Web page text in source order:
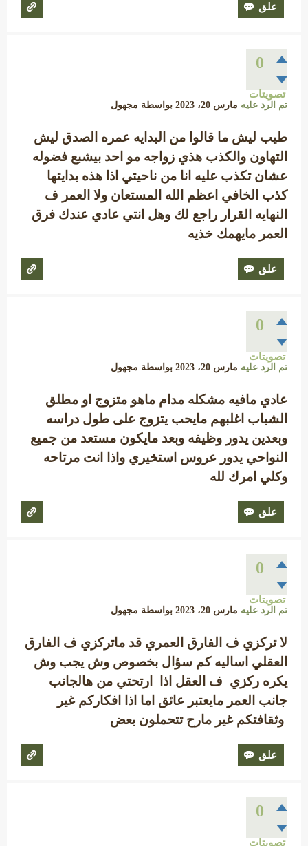
0
تصويتات
تم الرد عليه مارس 20، 2023 بواسطة مجهول
طيب ليش ما قالوا من البدايه عمره الصدق ليش
التهاون والكذب هذي زواجه مو احد بيشبع فضوله
عشان تكذب عليه انا من ناحيتي اذا هذه بدايتها
كذب الخافي اعظم الله المستعان ولا العمر ف
النهايه القرار راجع لك وهل انتي عادي عندك فرق
العمر مايهمك خذيه
0
تصويتات
تم الرد عليه مارس 20، 2023 بواسطة مجهول
عادي مافيه مشكله مدام ماهو متزوج او مطلق
الشباب اغلبهم مايحب يتزوج على طول دراسه
وبعدين يدور وظيفه وبعد مايكون مستعد من جميع
النواحي يدور عروس استخيري واذا انت مرتاحه
وكلي امرك لله
0
تصويتات
تم الرد عليه مارس 20، 2023 بواسطة مجهول
لا تركزي ف الفارق العمري قد ماتركزي ف الفارق
العقلي اساليه كم سؤال بخصوص وش يجب وش
يكره ركزي ف العقل اذا ارتحتي من هالجانب
جانب العمر مايعتبر عائق اما اذا افكاركم غير
وثقافتكم غير مارح تتحملون بعض
0
تصويتات